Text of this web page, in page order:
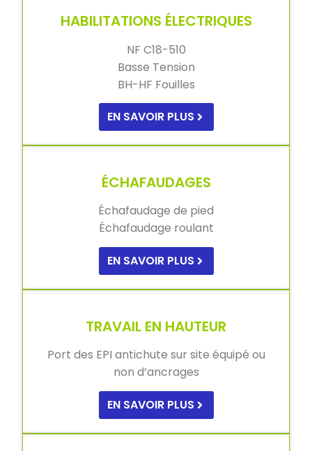
HABILITATIONS ÉLECTRIQUES
NF C18-510
Basse Tension
BH-HF Fouilles
EN SAVOIR PLUS
ÉCHAFAUDAGES
Échafaudage de pied
Échafaudage roulant
EN SAVOIR PLUS
TRAVAIL EN HAUTEUR
Port des EPI antichute sur site équipé ou
non d’ancrages
EN SAVOIR PLUS